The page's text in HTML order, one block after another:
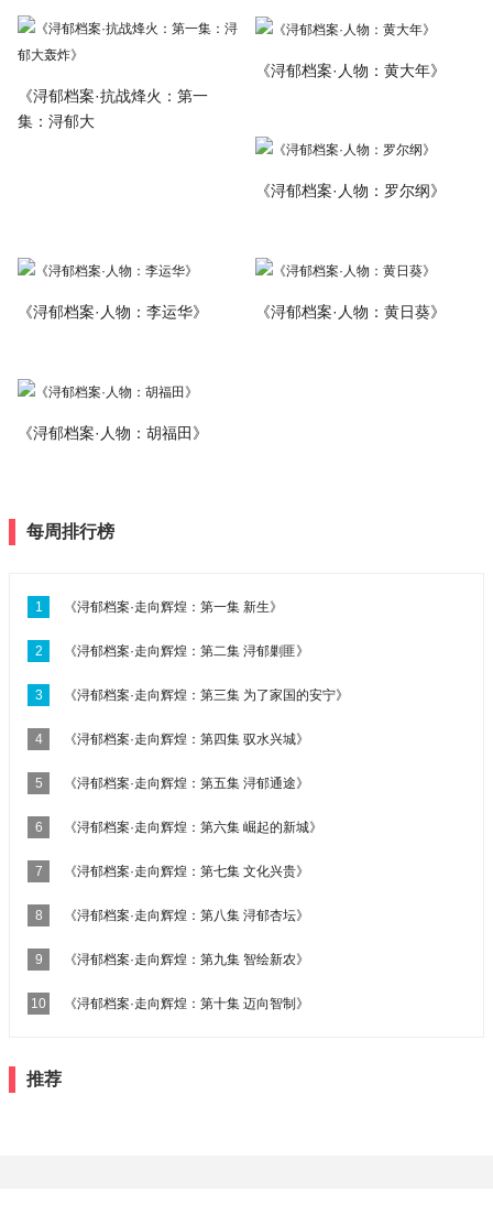
《浔郁档案·抗战烽火：第一
集：浔郁大
《浔郁档案·人物：黄大年》
《浔郁档案·人物：罗尔纲》
《浔郁档案·人物：李运华》 《浔郁档案·人物：黄日葵》
《浔郁档案·人物：胡福田》
每周排行榜
1 《浔郁档案·走向辉煌：第一集 新生》
2 《浔郁档案·走向辉煌：第二集 浔郁剿匪》
3 《浔郁档案·走向辉煌：第三集 为了家国的安宁》
4 《浔郁档案·走向辉煌：第四集 驭水兴城》
5 《浔郁档案·走向辉煌：第五集 浔郁通途》
6 《浔郁档案·走向辉煌：第六集 崛起的新城》
7 《浔郁档案·走向辉煌：第七集 文化兴贵》
8 《浔郁档案·走向辉煌：第八集 浔郁杏坛》
9 《浔郁档案·走向辉煌：第九集 智绘新农》
10 《浔郁档案·走向辉煌：第十集 迈向智制》
推荐